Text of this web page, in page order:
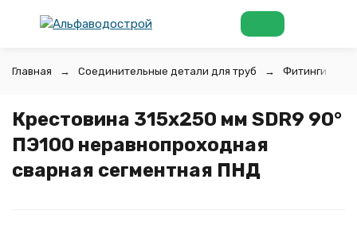
Главная Соединительные детали для труб Фитинги для
Крестовина 315х250 мм SDR9 90°
ПЭ100 неравнопроходная
сварная сегментная ПНД